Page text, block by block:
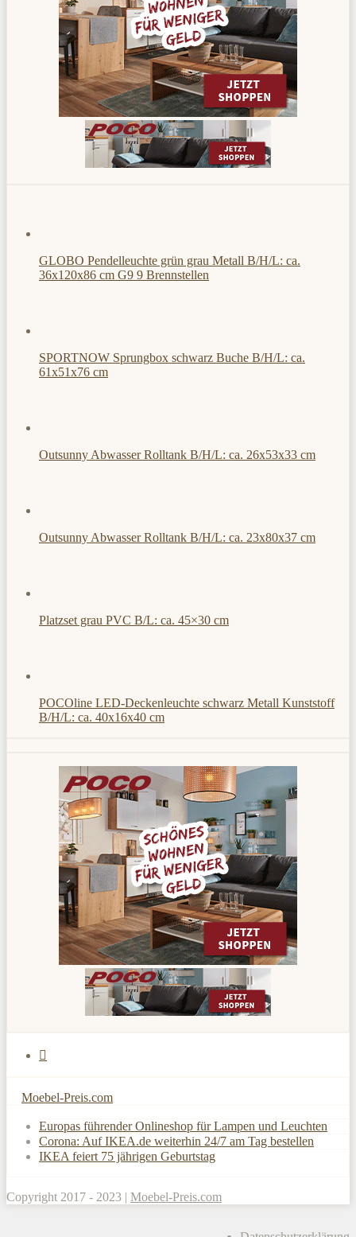
GLOBO Pendelleuchte grün grau Metall B/H/L: ca.
36x120x86 cm G9 9 Brennstellen
SPORTNOW Sprungbox schwarz Buche B/H/L: ca.
61x51x76 cm
Outsunny Abwasser Rolltank B/H/L: ca. 26x53x33 cm
Outsunny Abwasser Rolltank B/H/L: ca. 23x80x37 cm
Platzset grau PVC B/L: ca. 45×30 cm
POCOline LED-Deckenleuchte schwarz Metall Kunststoff
B/H/L: ca. 40x16x40 cm
Moebel-Preis.com
Europas führender Onlineshop für Lampen und Leuchten
Corona: Auf IKEA.de weiterhin 24/7 am Tag bestellen
IKEA feiert 75 jährigen Geburtstag
Copyright 2017 - 2023 | Moebel-Preis.com